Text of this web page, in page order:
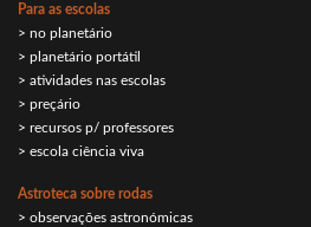
Para as escolas
> no planetário
> planetário portátil
> atividades nas escolas
> preçário
> recursos p/ professores
> escola ciência viva
Astroteca sobre rodas
> observações astronómicas